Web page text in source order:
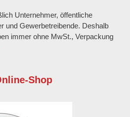
Unternehmer, öffentliche
und Gewerbetreibende. Deshalb
immer ohne MwSt., Verpackung
Shop